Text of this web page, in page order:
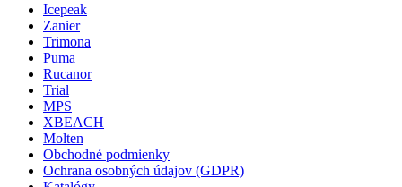
Icepeak
Zanier
Trimona
Puma
Rucanor
Trial
MPS
XBEACH
Molten
Obchodné podmienky
Ochrana osobných údajov (GDPR)